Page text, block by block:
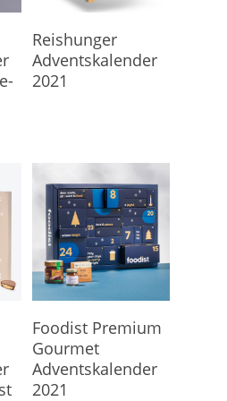
Kalender
Reishunger
Adventskalender
2021
Kalender
Foodist Premium
Gourmet
Adventskalender
2021